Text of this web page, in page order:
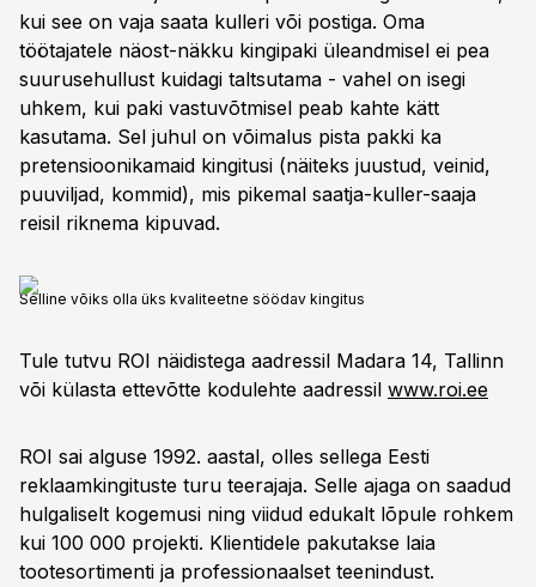
kui see on vaja saata kulleri või postiga. Oma
töötajatele näost-näkku kingipaki üleandmisel ei pea
suurusehullust kuidagi taltsutama - vahel on isegi
uhkem, kui paki vastuvõtmisel peab kahte kätt
kasutama. Sel juhul on võimalus pista pakki ka
pretensioonikamaid kingitusi (näiteks juustud, veinid,
puuviljad, kommid), mis pikemal saatja-kuller-saaja
reisil riknema kipuvad.
Selline võiks olla üks kvaliteetne söödav kingitus
Tule tutvu ROI näidistega aadressil Madara 14, Tallinn
või külasta ettevõtte kodulehte aadressil www.roi.ee
ROI sai alguse 1992. aastal, olles sellega Eesti
reklaamkingituste turu teerajaja. Selle ajaga on saadud
hulgaliselt kogemusi ning viidud edukalt lõpule rohkem
kui 100 000 projekti. Klientidele pakutakse laia
tootesortimenti ja professionaalset teenindust.